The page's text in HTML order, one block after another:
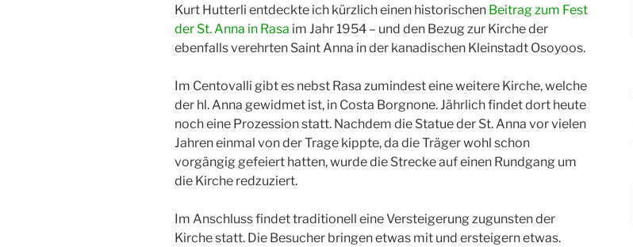
Kurt Hutterli entdeckte ich kürzlich einen historischen Beitrag zum Fest
der St. Anna in Rasa im Jahr 1954 – und den Bezug zur Kirche der
ebenfalls verehrten Saint Anna in der kanadischen Kleinstadt Osoyoos.
Im Centovalli gibt es nebst Rasa zumindest eine weitere Kirche, welche
der hl. Anna gewidmet ist, in Costa Borgnone. Jährlich findet dort heute
noch eine Prozession statt. Nachdem die Statue der St. Anna vor vielen
Jahren einmal von der Trage kippte, da die Träger wohl schon
vorgängig gefeiert hatten, wurde die Strecke auf einen Rundgang um
die Kirche redzuziert.
Im Anschluss findet traditionell eine Versteigerung zugunsten der
Kirche statt. Die Besucher bringen etwas mit und ersteigern etwas.